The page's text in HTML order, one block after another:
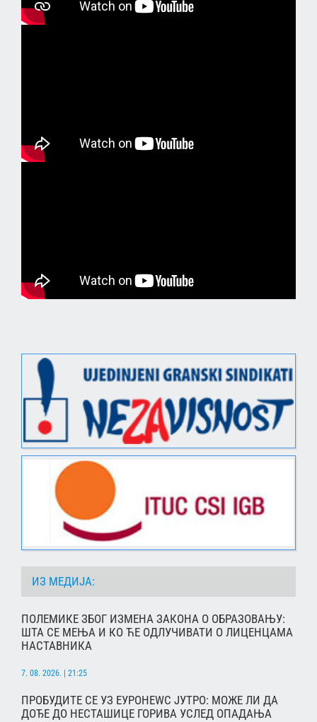
ИЗ МЕДИЈА:
ПОЛЕМИКЕ ЗБОГ ИЗМЕНА ЗАКОНА О ОБРАЗОВАЊУ:
ШТА СЕ МЕЊА И КО ЋЕ ОДЛУЧИВАТИ О ЛИЦЕНЦАМА
НАСТАВНИКА
7. 08. 2026. | 21:25
ПРОБУДИТЕ СЕ УЗ ЕУРОНЕWС ЈУТРО: МОЖЕ ЛИ ДА
ДОЂЕ ДО НЕСТАШИЦЕ ГОРИВА УСЛЕД ОПАДАЊА